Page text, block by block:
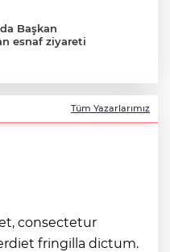
Başkan
esnaf ziyareti
kırsal
yaz spor kursları
Tüm Yazarlarımız
consectetur
fringilla dictum.